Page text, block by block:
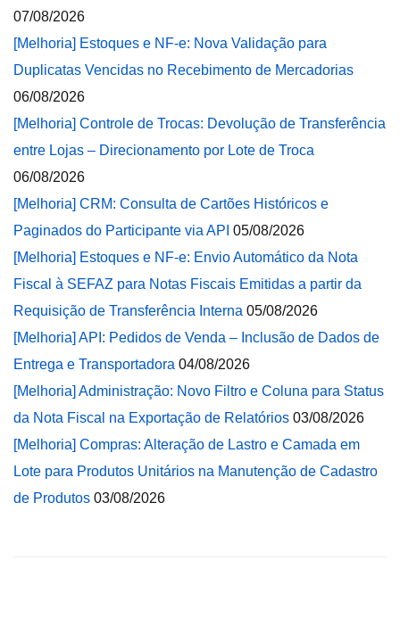
07/08/2026
[Melhoria] Estoques e NF-e: Nova Validação para
Duplicatas Vencidas no Recebimento de Mercadorias
06/08/2026
[Melhoria] Controle de Trocas: Devolução de Transferência
entre Lojas – Direcionamento por Lote de Troca
06/08/2026
[Melhoria] CRM: Consulta de Cartões Históricos e
Paginados do Participante via API 05/08/2026
[Melhoria] Estoques e NF-e: Envio Automático da Nota
Fiscal à SEFAZ para Notas Fiscais Emitidas a partir da
Requisição de Transferência Interna 05/08/2026
[Melhoria] API: Pedidos de Venda – Inclusão de Dados de
Entrega e Transportadora 04/08/2026
[Melhoria] Administração: Novo Filtro e Coluna para Status
da Nota Fiscal na Exportação de Relatórios 03/08/2026
[Melhoria] Compras: Alteração de Lastro e Camada em
Lote para Produtos Unitários na Manutenção de Cadastro
de Produtos 03/08/2026